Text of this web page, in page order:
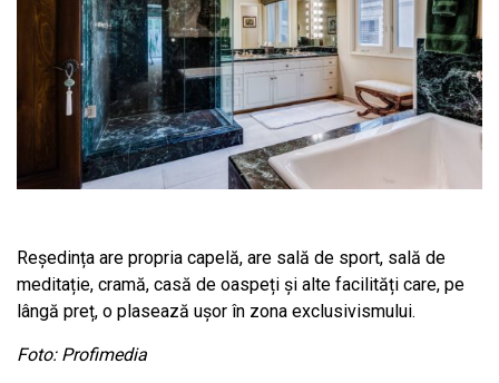
Reședința are propria capelă, are sală de sport, sală de
meditație, cramă, casă de oaspeți și alte facilități care, pe
lângă preț, o plasează ușor în zona exclusivismului.
Foto: Profimedia